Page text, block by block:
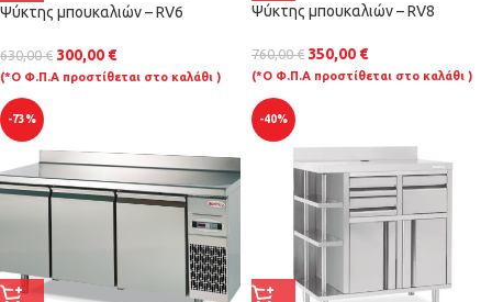
Ψύκτης μπουκαλιών – RV6
630,00€ 300,00 €
(*Ο Φ.Π.Α προστίθεται στο καλάθι )
Ψύκτης μπουκαλιών – RV8
760,00€ 350,00 €
(*Ο Φ.Π.Α προστίθεται στο καλάθι )
-73% -40%